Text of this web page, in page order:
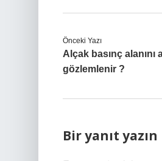
Önceki Yazı
Alçak basınç
gözlemlenir ?
Bir yanıt yazın